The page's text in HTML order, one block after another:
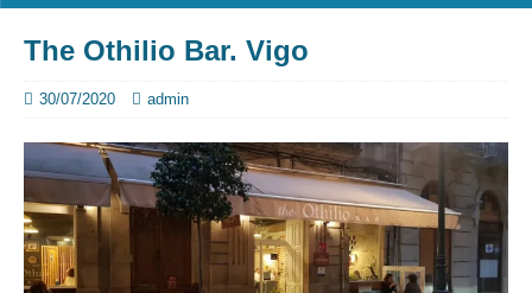
The Othilio Bar. Vigo
30/07/2020 admin